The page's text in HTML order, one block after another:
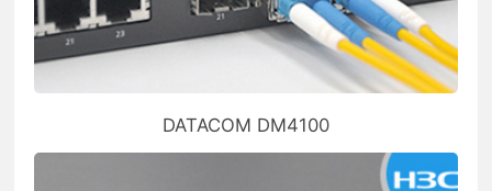
DATACOM DM4100